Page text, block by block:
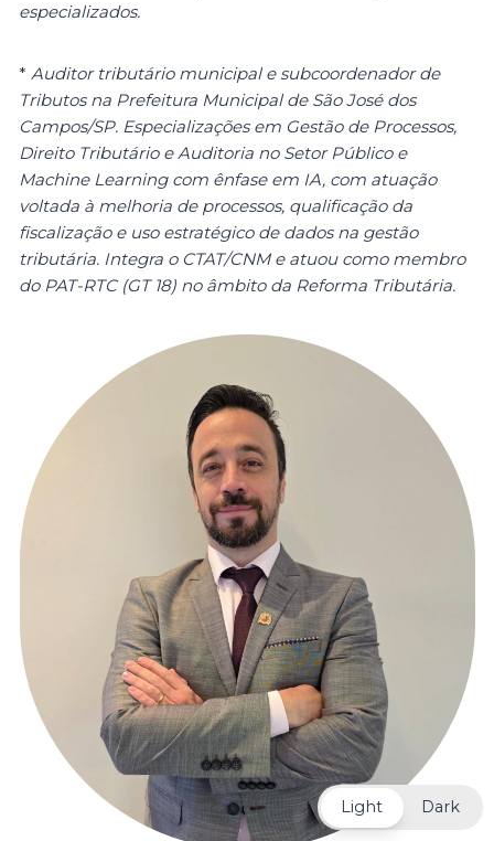
especializados.
*Auditor tributário municipal e subcoordenador de
Tributos na Prefeitura Municipal de São José dos
Campos/SP. Especializações em Gestão de Processos,
Direito Tributário e Auditoria no Setor Público e
Machine Learning com ênfase em IA, com atuação
voltada à melhoria de processos, qualificação da
fiscalização e uso estratégico de dados na gestão
tributária. Integra o CTAT/CNM e atuou como membro
do PAT-RTC (GT 18) no âmbito da Reforma Tributária.
Light Dark